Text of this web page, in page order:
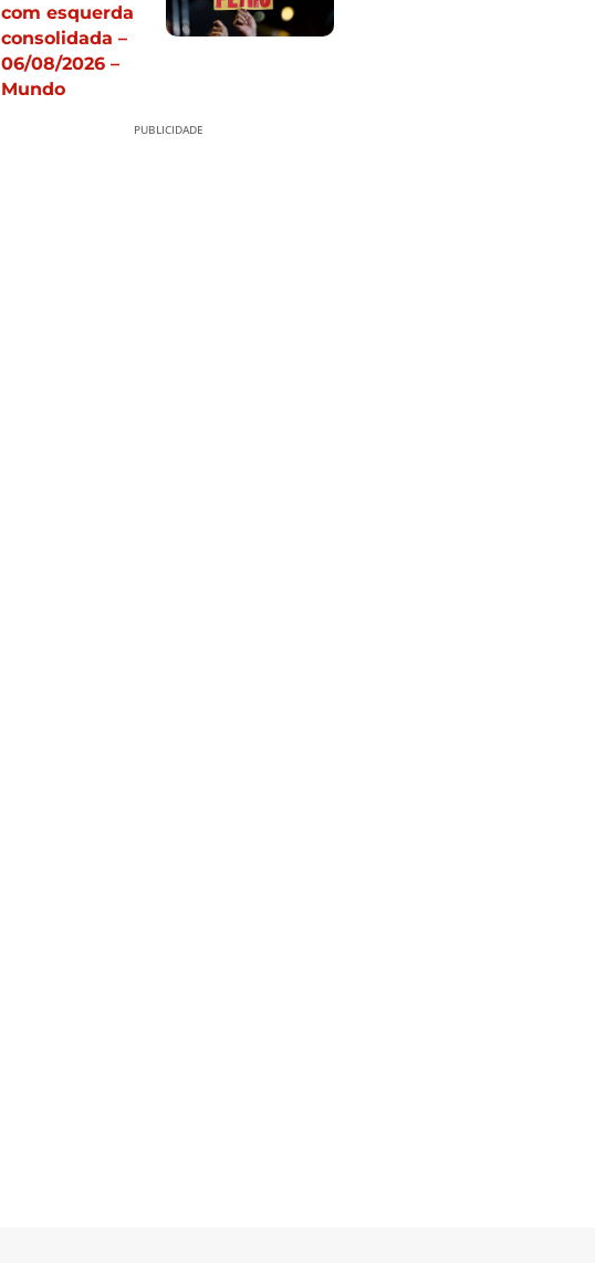
com esquerda
consolidada –
06/08/2026 –
Mundo
PUBLICIDADE